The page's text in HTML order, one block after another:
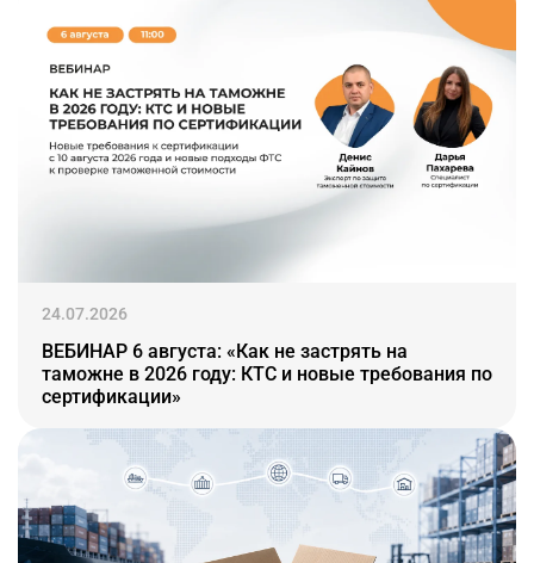
24.07.2026
ВЕБИНАР 6 августа: «Как не застрять на
таможне в 2026 году: КТС и новые требования по
сертификации»